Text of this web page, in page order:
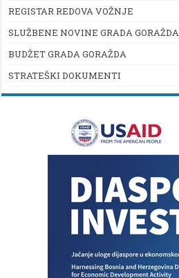
REGISTAR REDOVA VOŽNJE
SLUŽBENE NOVINE GRADA GORAŽDA
BUDŽET GRADA GORAŽDA
STRATEŠKI DOKUMENTI